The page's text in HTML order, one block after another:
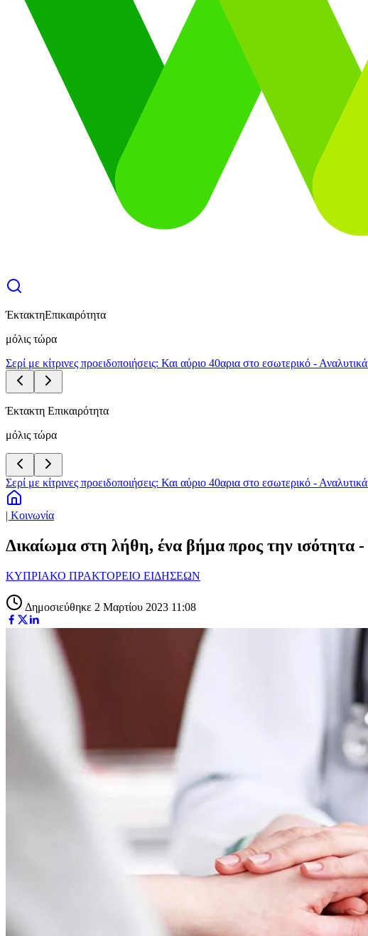
ΈκτακτηΕπικαιρότητα
μόλις τώρα
Σερί με κίτρινες προειδοποιήσεις: Και αύριο 40αρια στο εσωτερικό -
Έκτακτη Επικαιρότητα
μόλις τώρα
Σερί με κίτρινες προειδοποιήσεις: Και αύριο 40αρια στο εσωτερικό -
| Κοινωνία
Δικαίωμα στη λήθη, ένα βήμα προς την ισότητα -
ΚΥΠΡΙΑΚΟ ΠΡΑΚΤΟΡΕΙΟ ΕΙΔΗΣΕΩΝ
Δημοσιεύθηκε 2 Μαρτίου 2023 11:08